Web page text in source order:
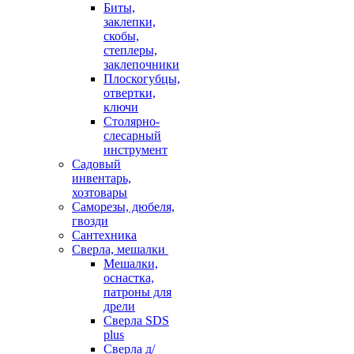
Биты,
заклепки,
скобы,
степлеры,
заклепочники
Плоскогубцы,
отвертки,
ключи
Столярно-
слесарный
инструмент
Садовый
инвентарь,
хозтовары
Саморезы, дюбеля,
гвозди
Сантехника
Сверла, мешалки
Мешалки,
оснастка,
патроны для
дрели
Сверла SDS
plus
Сверла д/